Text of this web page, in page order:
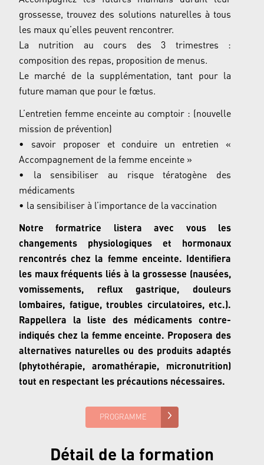
grossesse, trouvez des solutions naturelles à tous
les maux qu’elles peuvent rencontrer.
La nutrition au cours des 3 trimestres :
composition des repas, proposition de menus.
Le marché de la supplémentation, tant pour la
future maman que pour le fœtus.
L’entretien femme enceinte au comptoir : (nouvelle
mission de prévention)
• savoir proposer et conduire un entretien «
Accompagnement de la femme enceinte »
• la sensibiliser au risque tératogène des
médicaments
• la sensibiliser à l’importance de la vaccination
Notre formatrice listera avec vous les
changements physiologiques et hormonaux
rencontrés chez la femme enceinte. Identifiera
les maux fréquents liés à la grossesse (nausées,
vomissements, refluxgastrique, douleurs
lombaires, fatigue, troubles circulatoires, etc.).
Rappellera la liste des médicaments contre-
indiqués chez la femme enceinte. Proposera des
alternatives naturelles ou des produits adaptés
(phytothérapie, aromathérapie, micronutrition)
tout en respectant les précautions nécessaires.
PROGRAMME
Détail de la formation